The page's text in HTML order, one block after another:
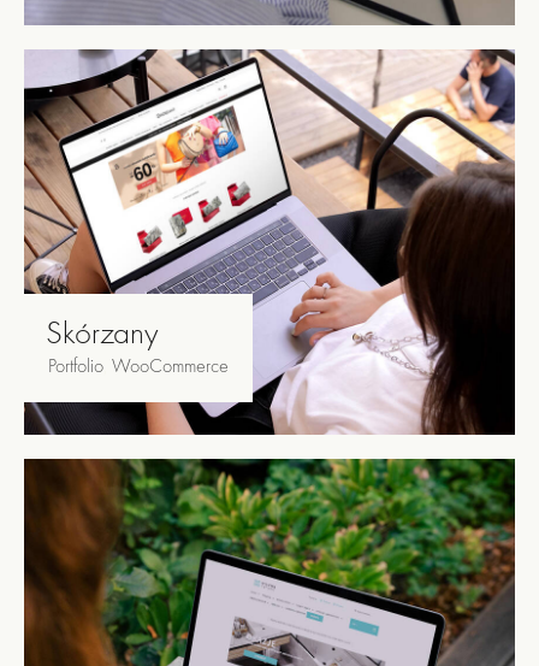
Skórzany
Portfolio WooCommerce